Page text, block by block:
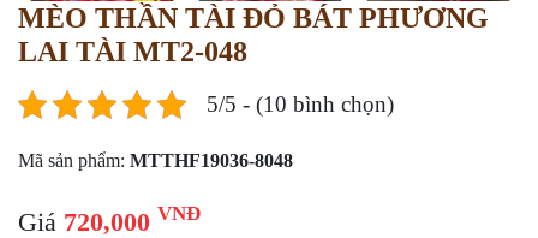
MÈO THẦN TÀI ĐỎ BÁT PHƯƠNG
LAI TÀI MT2-048
5/5 - (10 bình chọn)
Mã sản phẩm: MTTHF19036-8048
Giá 720,000 VNĐ